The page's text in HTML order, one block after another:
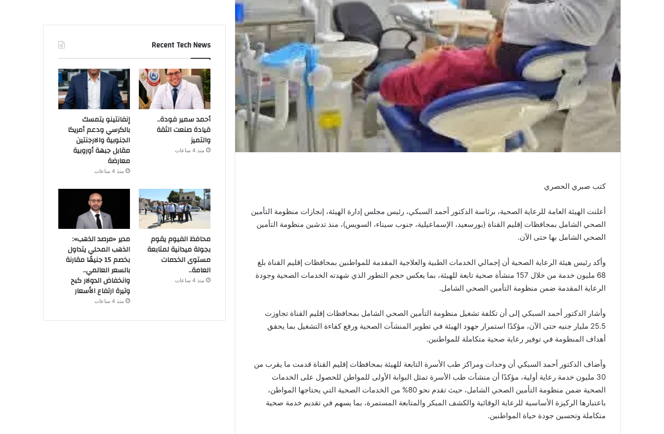
كتب صبري الحصري
أعلنت الهيئة العامة للرعاية الصحية، برئاسة الدكتور أحمد السبكي، رئيس مجلس إدارة الهيئة، إنجازات منظومة التأمين
الصحي الشامل بمحافظات إقليم القناة (بورسعيد، الإسماعيلية، جنوب سيناء، السويس)، منذ تدشين منظومة التأمين
الصحي الشامل بها حتى الآن.
وأكد رئيس هيئة الرعاية الصحية أن إجمالي الخدمات الطبية والعلاجية المقدمة للمواطنين بمحافظات إقليم القناة بلغ
68 مليون خدمة من خلال 157 منشأة صحية تابعة للهيئة، بما يعكس حجم التطور الذي شهدته الخدمات الصحية وجودة
الرعاية المقدمة ضمن منظومة التأمين الصحي الشامل.
وأشار الدكتور أحمد السبكي إلى أن تكلفة تشغيل منظومة التأمين الصحي الشامل بمحافظات إقليم القناة تجاوزت
25.5 مليار جنيه حتى الآن، مؤكدًا استمرار جهود الهيئة في تطوير المنشآت الصحية ورفع كفاءة التشغيل بما يحقق
أهداف المنظومة في توفير رعاية صحية متكاملة للمواطنين.
وأضاف الدكتور أحمد السبكي أن وحدات ومراكز طب الأسرة التابعة للهيئة بمحافظات إقليم القناة قدمت ما يقرب من
30 مليون خدمة رعاية أولية، مؤكدًا أن منشآت طب الأسرة تمثل البوابة الأولى للمواطن للحصول على الخدمات
الصحية ضمن منظومة التأمين الصحي الشامل، حيث تقدم نحو 80% من الخدمات الصحية التي يحتاجها المواطن،
باعتبارها الركيزة الأساسية للرعاية الوقائية والكشف المبكر والمتابعة المستمرة، بما يسهم في تقديم خدمة صحية
متكاملة وتحسين جودة حياة المواطنين.
Recent Tech News
أحمد سمير فودة..
قيادة صنعت الثقة
والتميز
منذ 4 ساعات
إنفانتينو يتمسك
بالكرسي ودعم أمريكا
الجنوبية والارجنتين
مقابل جبهة أوروبية
معارضة
منذ 4 ساعات
محافظ الفيوم يقوم
بجولة ميدانية لمتابعة
مستوى الخدمات
العامة..
منذ 4 ساعات
مدير «مرصد الذهب»:
الذهب المحلي يتداول
بخصم 15 جنيهًا مقارنة
بالسعر العالمي..
وانخفاض الدولار كبح
وتيرة ارتفاع الأسعار
منذ 4 ساعات